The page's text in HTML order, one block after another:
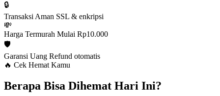
🔒
Transaksi Aman SSL & enkripsi
💸
Harga Termurah Mulai Rp10.000
🛡️
Garansi Uang Refund otomatis
🔥 Cek Hemat Kamu
Berapa Bisa Dihemat Hari Ini?